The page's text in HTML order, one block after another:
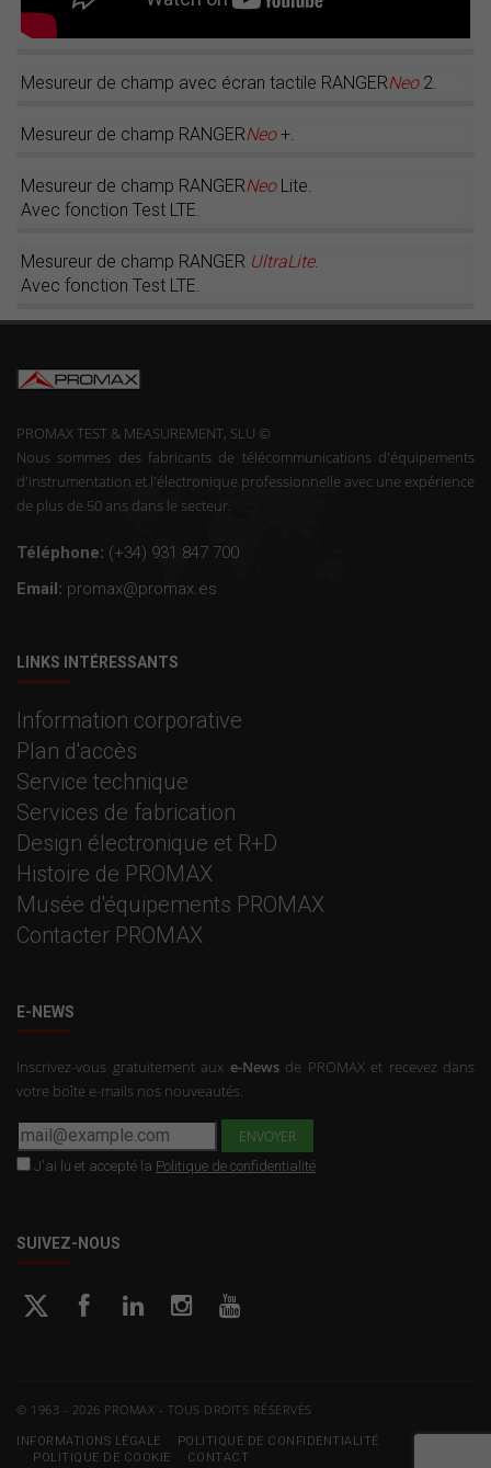
Mesureur de champ avec écran tactile RANGERNeo2.
Mesureur de champ RANGERNeo+.
Mesureur de champ RANGERNeoLite.
Avec fonction Test LTE.
Mesureur de champ RANGER UltraLite.
Avec fonction Test LTE.
PROMAX TEST & MEASUREMENT, SLU ©
Nous sommes des fabricants de télécommunications d'équipements
d'instrumentation et l'électronique professionnelle avec une expérience
de plus de 50 ans dans le secteur.
Téléphone: (+34) 931 847 700
Email: promax@promax.es
LINKS INTÉRESSANTS
Information corporative
Plan d'accès
Service technique
Services de fabrication
Design électronique et R+D
Histoire de PROMAX
Musée d'équipements PROMAX
Contacter PROMAX
E-NEWS
Inscrivez-vous gratuitement aux e-Newsde PROMAX et recevez dans
votre boîte e-mails nos nouveautés.
J'ai lu et accepté la Politique de confidentialité
SUIVEZ-NOUS
© 1963 - 2026 PROMAX - TOUS DROITS RÉSERVÉS
INFORMATIONS LÉGALE
POLITIQUE DE CONFIDENTIALITÉ
POLITIQUE DE COOKIE
CONTACT